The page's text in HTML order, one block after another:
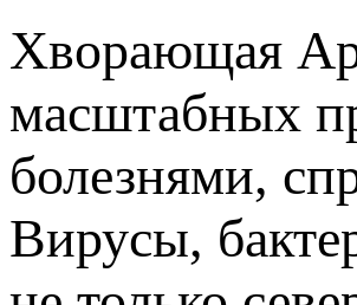
Хворающая
масштабных
болезнями,
Вирусы,